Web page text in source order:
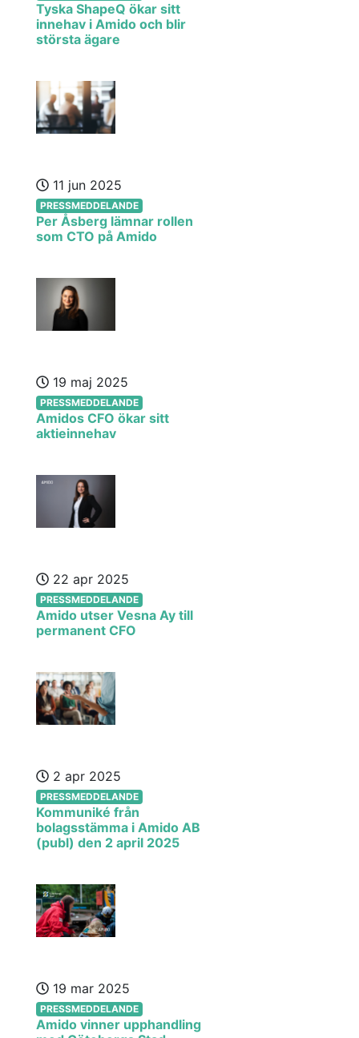
Tyska ShapeQ ökar sitt
innehav i Amido och blir
största ägare
11 jun 2025
PRESSMEDDELANDE
Per Åsberg lämnar rollen
som CTO på Amido
19 maj 2025
PRESSMEDDELANDE
Amidos CFO ökar sitt
aktieinnehav
22 apr 2025
PRESSMEDDELANDE
Amido utser Vesna Ay till
permanent CFO
2 apr 2025
PRESSMEDDELANDE
Kommuniké från
bolagsstämma i Amido AB
(publ) den 2 april 2025
19 mar 2025
PRESSMEDDELANDE
Amido vinner upphandling